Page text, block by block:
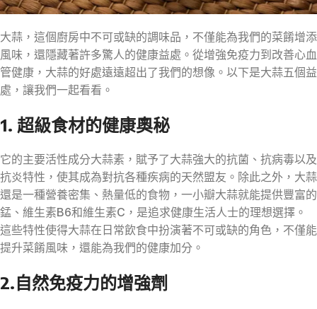
大蒜，這個廚房中不可或缺的調味品，不僅能為我們的菜餚增添
風味，還隱藏著許多驚人的健康益處。從增強免疫力到改善心血
管健康，大蒜的好處遠遠超出了我們的想像。以下是大蒜五個益
處，讓我們一起看看。
1. 超級食材的健康奧秘
它的主要活性成分大蒜素，賦予了大蒜強大的抗菌、抗病毒以及
抗炎特性，使其成為對抗各種疾病的天然盟友。除此之外，大蒜
還是一種營養密集、熱量低的食物，一小瓣大蒜就能提供豐富的
錳、維生素B6和維生素C，是追求健康生活人士的理想選擇。
這些特性使得大蒜在日常飲食中扮演著不可或缺的角色，不僅能
提升菜餚風味，還能為我們的健康加分。
2.自然免疫力的增強劑